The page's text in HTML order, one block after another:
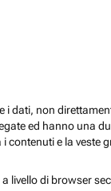
i dati, non
ed hanno una
e la veste
livello di browser